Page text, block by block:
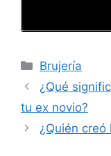
Categorías
Brujería
¿Qué
tu ex novio?
¿Quién creó